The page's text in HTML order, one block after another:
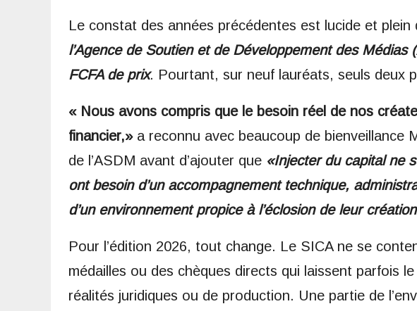
​Le constat des années précédentes est lucide et plein
l’Agence de Soutien et de Développement des
FCFA de prix. Pourtant, sur neuf lauréats, seuls deux
« Nous avons compris que le besoin réel de nos
financier,»a reconnu avec beaucoup de bienveillance
de l’ASDM avant d’ajouter que «Injecter du capital ne
ont besoin d’un accompagnement technique,
d’un environnement propice à l’éclosion de leur
​Pour l’édition 2026, tout change. Le SICA ne se
médailles ou des chèques directs qui laissent parfois
réalités juridiques ou de production. Une partie de